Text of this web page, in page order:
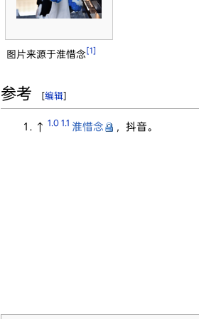
图片来源于淮惜念[1]
参考 [编辑]
↑ 1.0 1.1 淮惜念 ，抖音。